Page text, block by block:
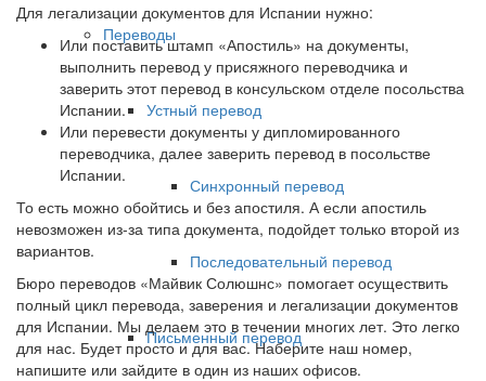
Переводы
Устный перевод
Синхронный перевод
Последовательный перевод
Письменный перевод
Для легализации документов для Испании нужно:
Или поставить штамп «Апостиль» на документы,
выполнить перевод у присяжного переводчика и
заверить этот перевод в консульском отделе посольства
Испании.
Или перевести документы у дипломированного
переводчика, далее заверить перевод в посольстве
Испании.
То есть можно обойтись и без апостиля. А если апостиль
невозможен из-за типа документа, подойдет только второй из
вариантов.
Бюро переводов «Майвик Солюшнс» помогает осуществить
полный цикл перевода, заверения и легализации документов
для Испании. Мы делаем это в течении многих лет. Это легко
для нас. Будет просто и для вас. Наберите наш номер,
напишите или зайдите в один из наших офисов.